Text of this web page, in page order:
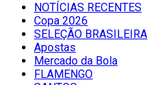
NOTÍCIAS RECENTES
Copa 2026
SELEÇÃO BRASILEIRA
Apostas
Mercado da Bola
FLAMENGO